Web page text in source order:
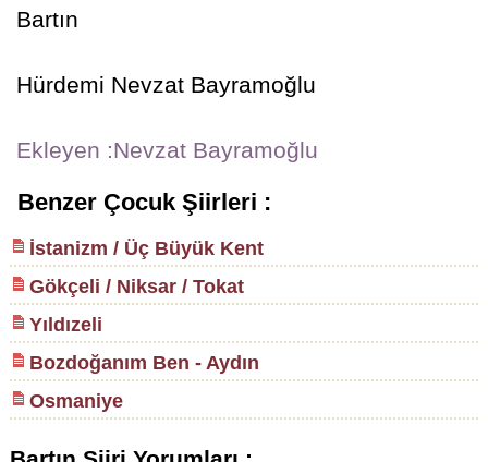
Bartın
Hürdemi Nevzat Bayramoğlu
Ekleyen :Nevzat Bayramoğlu
Benzer Çocuk Şiirleri :
İstanizm / Üç Büyük Kent
Gökçeli / Niksar / Tokat
Yıldızeli
Bozdoğanım Ben - Aydın
Osmaniye